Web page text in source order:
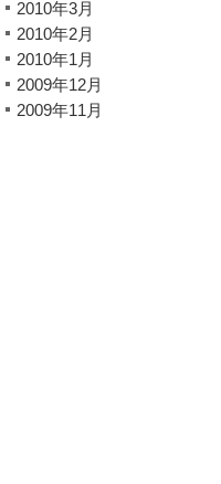
2010年3月
2010年2月
2010年1月
2009年12月
2009年11月